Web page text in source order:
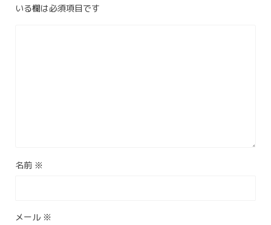
いる欄は必須項目です
名前 ※
メール ※